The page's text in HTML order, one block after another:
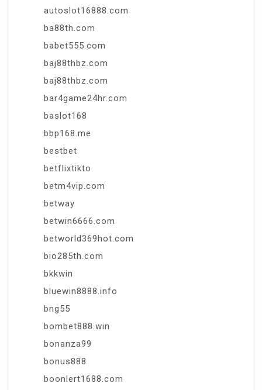
autoslot16888.com
ba88th.com
babet555.com
baj88thbz.com
baj88thbz.com
bar4game24hr.com
baslot168
bbp168.me
bestbet
betflixtikto
betm4vip.com
betway
betwin6666.com
betworld369hot.com
bio285th.com
bkkwin
bluewin8888.info
bng55
bombet888.win
bonanza99
bonus888
boonlert1688.com